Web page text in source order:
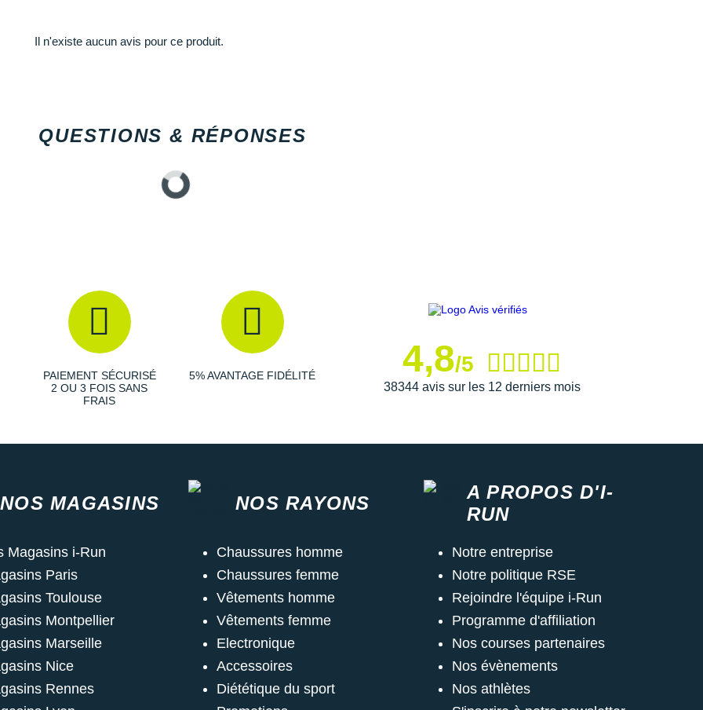
Il n'existe aucun avis pour ce produit.
QUESTIONS & RÉPONSES
PAIEMENT SÉCURISÉ
2 OU 3 FOIS SANS
FRAIS
5% AVANTAGE FIDÉLITÉ 4,8/5
38344 avis sur les 12 derniers mois
NOS MAGASINS
Magasins i-Run
Paris
Toulouse
Montpellier
Marseille
Nice
Rennes
NOS RAYONS
Chaussures homme
Chaussures femme
Vêtements homme
Vêtements femme
Electronique
Accessoires
Diététique du sport
A PROPOS D'I-
RUN
Notre entreprise
Notre politique RSE
Rejoindre l'équipe i-Run
Programme d'affiliation
Nos courses partenaires
Nos évènements
Nos athlètes